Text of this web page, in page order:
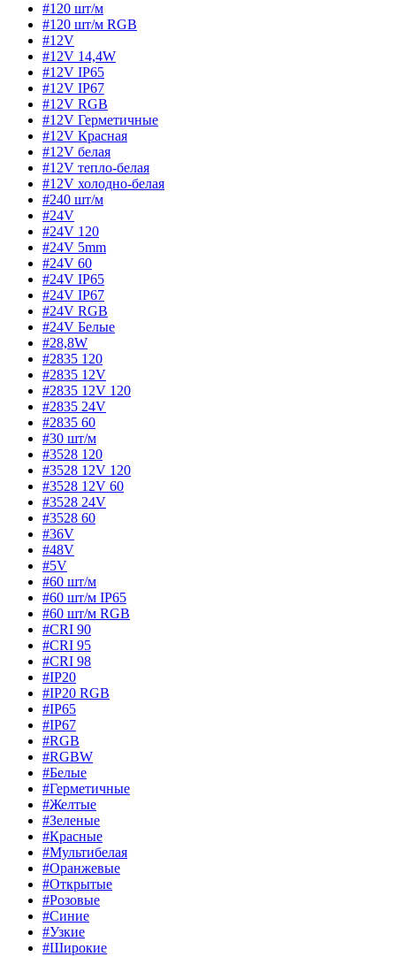
#120 шт/м
#120 шт/м RGB
#12V
#12V 14,4W
#12V IP65
#12V IP67
#12V RGB
#12V Герметичные
#12V Красная
#12V белая
#12V тепло-белая
#12V холодно-белая
#240 шт/м
#24V
#24V 120
#24V 5mm
#24V 60
#24V IP65
#24V IP67
#24V RGB
#24V Белые
#28,8W
#2835 120
#2835 12V
#2835 12V 120
#2835 24V
#2835 60
#30 шт/м
#3528 120
#3528 12V 120
#3528 12V 60
#3528 24V
#3528 60
#36V
#48V
#5V
#60 шт/м
#60 шт/м IP65
#60 шт/м RGB
#CRI 90
#CRI 95
#CRI 98
#IP20
#IP20 RGB
#IP65
#IP67
#RGB
#RGBW
#Белые
#Герметичные
#Желтые
#Зеленые
#Красные
#Мультибелая
#Оранжевые
#Открытые
#Розовые
#Синие
#Узкие
#Широкие